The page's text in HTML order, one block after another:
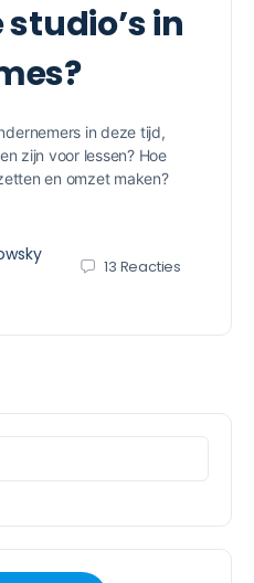
in
in deze tijd,
zijn voor lessen? Hoe
en omzet maken?
13 Reacties